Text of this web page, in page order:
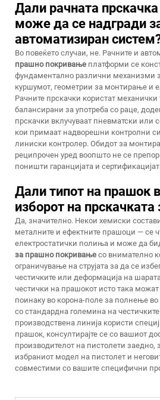
Дали рачната
може да се надгради
автоматизиран
Во повеќето случаи, не. Рачните и
прашно покривање платформи се
фундаментално различни механизми
куршумот, геометрии за монтирање и
Рачните прскачки користат механички
балансирани за употреба со раце,
прскачки вклучуваат пневматски или
кои примаат надворешни контролни
линиски контролер. Обидот за
реципрочен уред воопшто не се
поништи гаранцијата и
Дали типот на прашок
изборот на
Да, значително. Некои хемиски
металните и ефектните прашоци — се
електростатички полиња и може да
за прашно покривање со внимателно
ограничување на струјата за да се
честичките или деформација на
честички на прашокот исто така
поинаку во корона-поле за полнење
со стандардна големина на
производствена линија користи
прашок, консултирајте се со вашиот
производителот на пистолети заедно,
избраниот модел на пистолет и
совместими со вашите специфични